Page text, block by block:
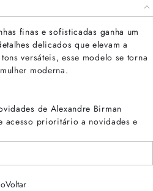
finas e sofisticadas ganha um
delicados que elevam a
versáteis, esse modelo se torna
moderna.
de Alexandre Birman
acesso prioritário a novidades e
Voltar